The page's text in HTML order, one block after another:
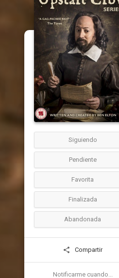
Siguiendo
Pendiente
Favorita
Finalizada
Abandonada
Compartir
Notificarme cuando...